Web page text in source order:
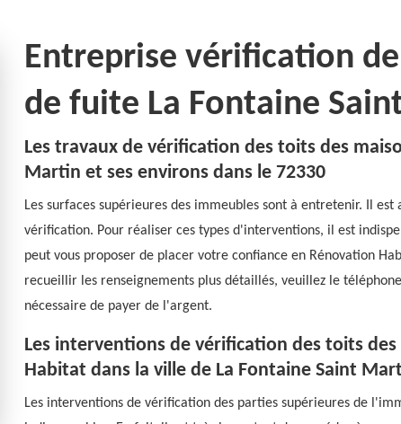
Entreprise vérification
de fuite La Fontaine
Les travaux de vérification des toits des
Martin et ses environs dans le 72330
Les surfaces supérieures des immeubles sont à entretenir. Il
vérification. Pour réaliser ces types d'interventions, il est
peut vous proposer de placer votre confiance en Rénovation
recueillir les renseignements plus détaillés, veuillez le
nécessaire de payer de l'argent.
Les interventions de vérification des toits
Habitat dans la ville de La Fontaine Saint
Les interventions de vérification des parties supérieures de